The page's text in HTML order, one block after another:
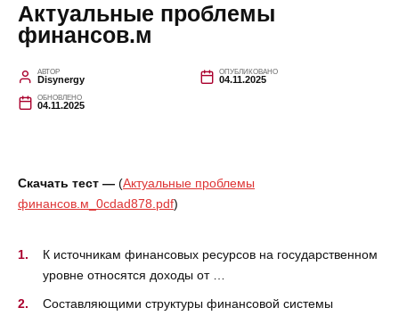
Актуальные проблемы
финансов.м
АВТОР
Disynergy
ОПУБЛИКОВАНО
04.11.2025
ОБНОВЛЕНО
04.11.2025
Скачать тест — (Актуальные проблемы
финансов.м_0cdad878.pdf)
К источникам финансовых ресурсов на государственном
уровне относятся доходы от …
Составляющими структуры финансовой системы